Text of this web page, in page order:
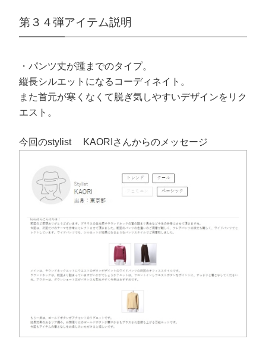
第３４弾アイテム説明
・パンツ丈が踵までのタイプ。
縦長シルエットになるコーディネイト。
また首元が寒くなくて脱ぎ気しやすいデザインをリク
エスト。
今回のstylist KAORIさんからのメッセージ